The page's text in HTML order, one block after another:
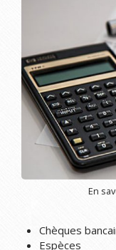
En
Chèques
Espèces